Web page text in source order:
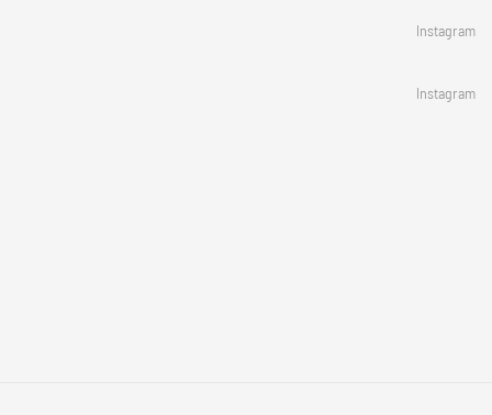
Instagram
Instagram